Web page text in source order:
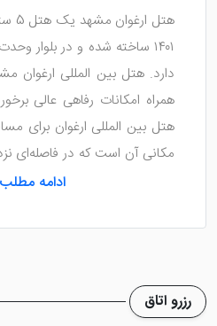
۱۴۰۱ ساخته شده و در بلوار
همراه امکانات رفاهی عالی
هتل بین المللی ارغوان برای
مکانی آن است که در فاصله‌ای
خارج از محدوده طرح ترافیک
ارغوان را جهت رزرو هتلمشهد
رزرو هتل ارغوان
ادامه مطلب
رزرو اتاق